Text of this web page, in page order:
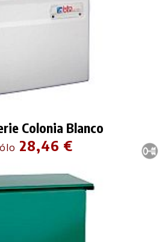
Colonia Blanco
28,46 €